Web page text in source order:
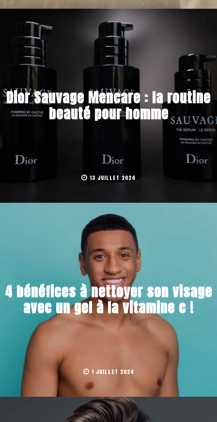
Dior Sauvage Mencare : la routine
beauté pour homme
13 JUILLET 2024
4 bénéfices à nettoyer son visage
avec un gel à la vitamine c !
1 JUILLET 2024